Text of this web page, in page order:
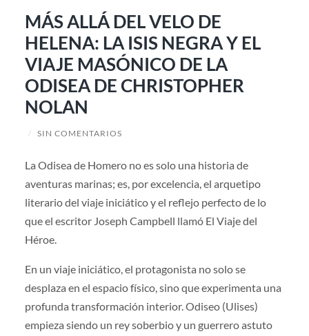
MÁS ALLÁ DEL VELO DE
HELENA: LA ISIS NEGRA Y EL
VIAJE MASÓNICO DE LA
ODISEA DE CHRISTOPHER
NOLAN
/ SIN COMENTARIOS
La Odisea de Homero no es solo una historia de
aventuras marinas; es, por excelencia, el arquetipo
literario del viaje iniciático y el reflejo perfecto de lo
que el escritor Joseph Campbell llamó El Viaje del
Héroe.
En un viaje iniciático, el protagonista no solo se
desplaza en el espacio físico, sino que experimenta una
profunda transformación interior. Odiseo (Ulises)
empieza siendo un rey soberbio y un guerrero astuto